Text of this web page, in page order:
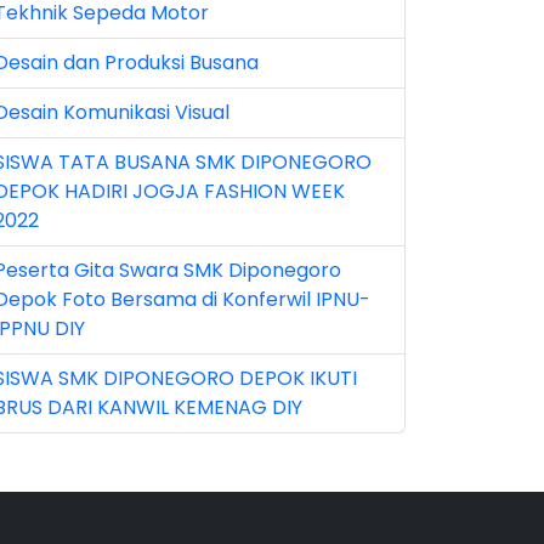
2026 (5)
2023 (8)
2024 (1)
2026 (3)
2026 (16)
2022 (101)
2023 (5)
2025 (15)
2024 (2)
Sepeda Motor
dan Produksi Busana
Komunikasi Visual
TATA BUSANA SMK DIPONEGORO
HADIRI JOGJA FASHION WEEK
Gita Swara SMK Diponegoro
Foto Bersama di Konferwil IPNU-
DIY
SMK DIPONEGORO DEPOK IKUTI
DARI KANWIL KEMENAG DIY